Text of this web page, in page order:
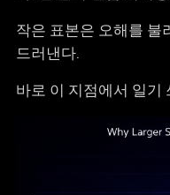
작은 표본은 오해를 불
드러낸다.
바로 이 지점에서 일기